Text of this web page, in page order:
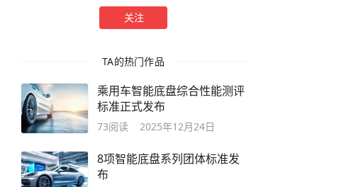
关注
TA的热门作品
乘用车智能底盘综合性能测评
标准正式发布
73阅读 2025年12月24日
8项智能底盘系列团体标准发
布